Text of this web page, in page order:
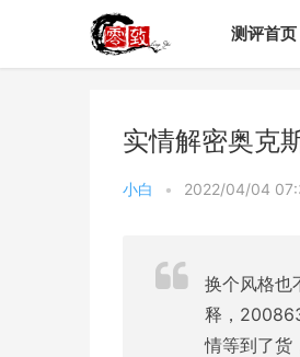
测评首页
实情解密奥克
小白 • 2022/04/04
换个风格也
释，
情等到了货